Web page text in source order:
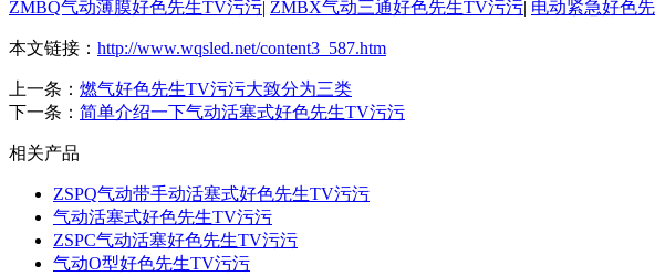
ZMBQ气动薄膜好色先生TV污污| ZMBX气动三通好色先生TV污污| 电动紧急好色
本文链接： http://www.wqsled.net/content3_587.htm
上一条： 燃气好色先生TV污污大致分为三类
下一条： 简单介绍一下气动活塞式好色先生TV污污
相关产品
ZSPQ气动带手动活塞式好色先生TV污污
气动活塞式好色先生TV污污
ZSPC气动活塞好色先生TV污污
气动O型好色先生TV污污